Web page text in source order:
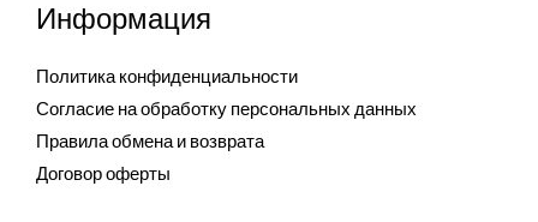
Информация
Политика конфиденциальности
Согласие на обработку персональных данных
Правила обмена и возврата
Договор оферты